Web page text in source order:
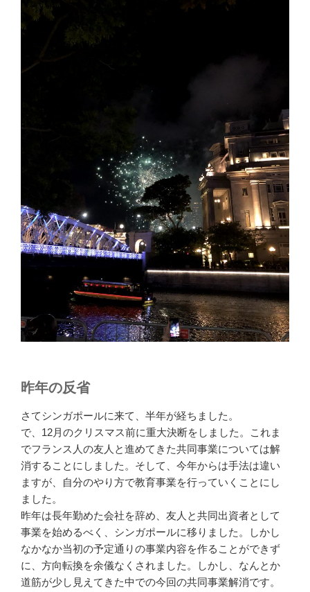
昨年の反省
さてシンガポールに来て、半年が経ちました。
で、12月のクリスマス前に重大決断をしました。これま
でフランス人の友人と進めてきた共同事業については解
消することにしました。そして、今年からは手法は違い
ますが、自分のやり方で教育事業を行っていくことにし
ました。
昨年は長年勤めた会社を辞め、友人と共同出資者として
事業を始めるべく、シンガポールに移りました。しかし
なかなか当初の予定通りの事業内容を作ることができず
に、方向転換を余儀なくされました。しかし、なんとか
道筋が少し見えてきた中での今回の共同事業解消です。